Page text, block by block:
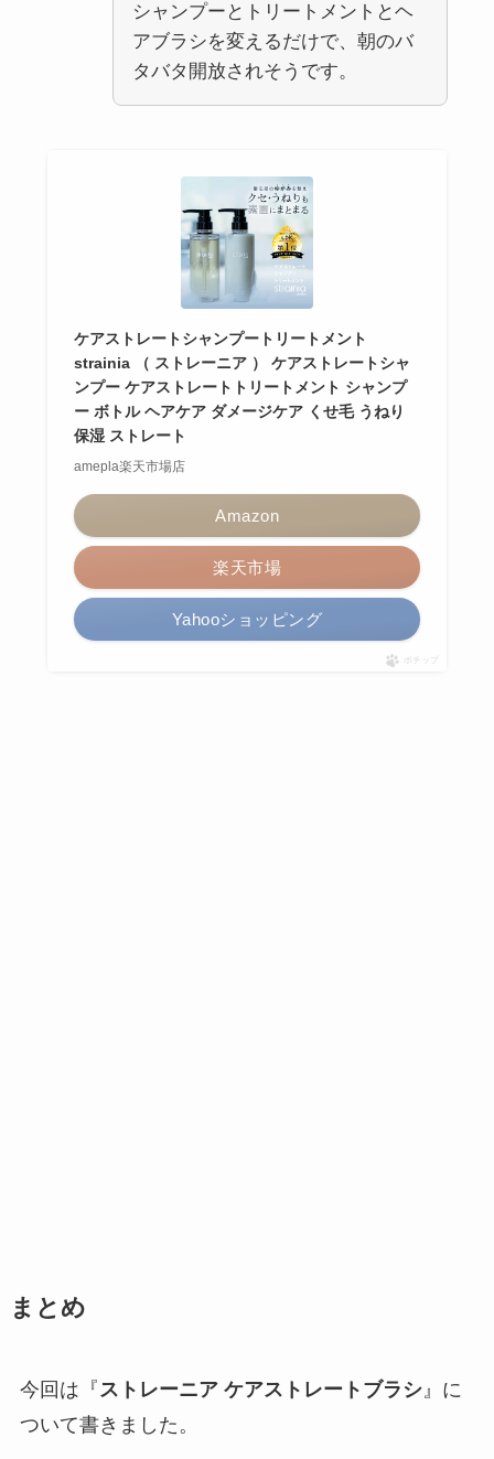
シャンプーとトリートメントとヘ
アブラシを変えるだけで、朝のバ
タバタ開放されそうです。
ケアストレートシャンプートリートメント
strainia （ ストレーニア ） ケアストレートシャ
ンプー ケアストレートトリートメント シャンプ
ー ボトル ヘアケア ダメージケア くせ毛 うねり
保湿 ストレート
amepla楽天市場店
Amazon
楽天市場
Yahooショッピング
ポチップ
まとめ
今回は『ストレーニア ケアストレートブラシ』に
ついて書きました。